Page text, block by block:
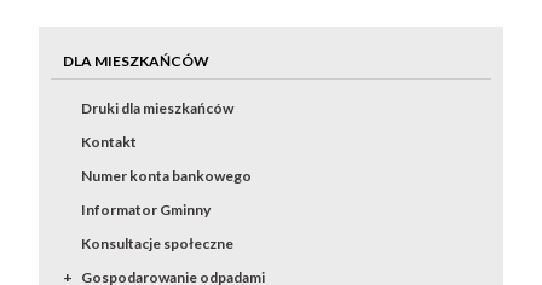
DLA MIESZKAŃCÓW
Druki dla mieszkańców
Kontakt
Numer konta bankowego
Informator Gminny
Konsultacje społeczne
Gospodarowanie odpadami